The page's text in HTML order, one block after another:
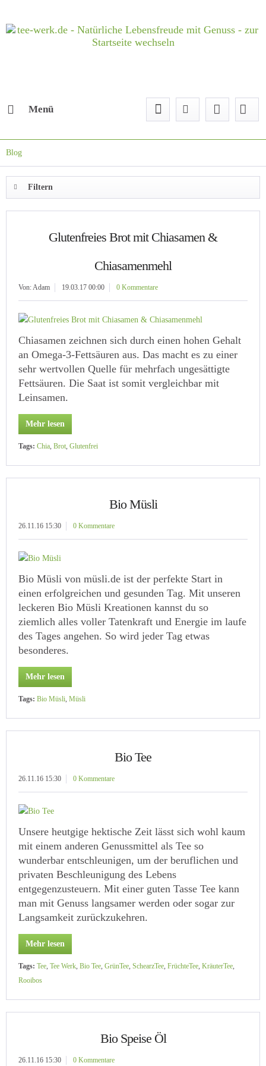
Menü
Blog
Filtern
Glutenfreies Brot mit Chiasamen &
Chiasamenmehl
Von: Adam 19.03.17 00:00 0 Kommentare
Chiasamen zeichnen sich durch einen hohen Gehalt
an Omega-3-Fettsäuren aus. Das macht es zu einer
sehr wertvollen Quelle für mehrfach ungesättigte
Fettsäuren. Die Saat ist somit vergleichbar mit
Leinsamen.
Mehr lesen
Tags: Chia, Brot, Glutenfrei
Bio Müsli
26.11.16 15:30 0 Kommentare
Bio Müsli von müsli.de ist der perfekte Start in
einen erfolgreichen und gesunden Tag. Mit unseren
leckeren Bio Müsli Kreationen kannst du so
ziemlich alles voller Tatenkraft und Energie im laufe
des Tages angehen. So wird jeder Tag etwas
besonderes.
Mehr lesen
Tags: Bio Müsli, Müsli
Bio Tee
26.11.16 15:30 0 Kommentare
Unsere heutgige hektische Zeit lässt sich wohl kaum
mit einem anderen Genussmittel als Tee so
wunderbar entschleunigen, um der beruflichen und
privaten Beschleunigung des Lebens
entgegenzusteuern. Mit einer guten Tasse Tee kann
man mit Genuss langsamer werden oder sogar zur
Langsamkeit zurückzukehren.
Mehr lesen
Tags: Tee, Tee Werk, Bio Tee, GrünTee, SchearzTee, FrüchteTee, KräuterTee,
Rooibos
Bio Speise Öl
26.11.16 15:30 0 Kommentare